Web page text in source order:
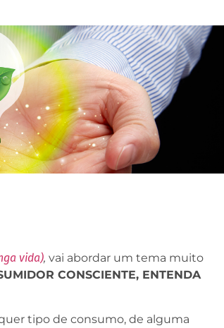
vida), vai abordar um tema muito
CONSCIENTE, ENTENDA
tipo de consumo, de alguma